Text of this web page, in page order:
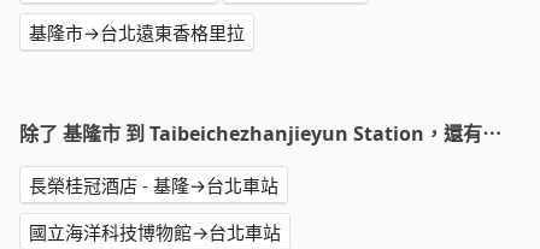
基隆市→台北遠東香格里拉
除了 基隆市 到 Taibeichezhanjieyun Station，還有⋯
長榮桂冠酒店 - 基隆→台北車站
國立海洋科技博物館→台北車站